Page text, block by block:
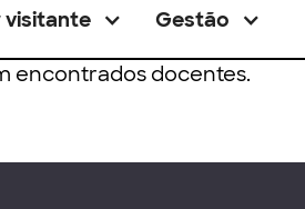
visitante Gestão
encontrados docentes.